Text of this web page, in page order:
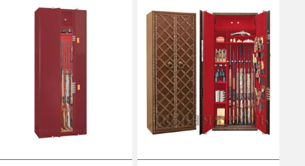
7 лет
Производитель: Gunsafe